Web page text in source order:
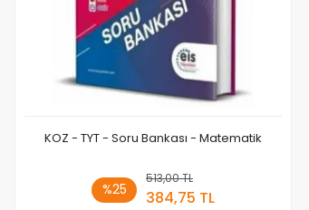
KOZ - TYT - Soru Bankası - Matematik
%25
513,00 TL
384,75 TL
Sepete Ekle